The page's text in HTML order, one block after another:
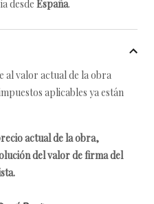
desde España.
al valor actual de la obra
aplicables ya están
actual de la obra,
del valor de firma del